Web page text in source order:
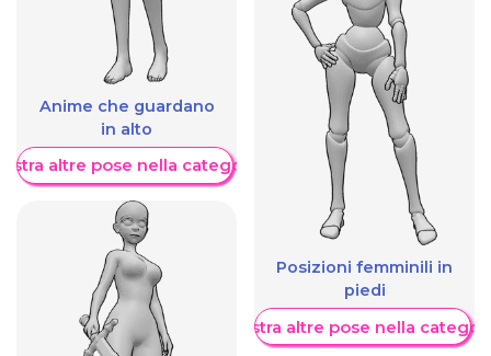
Anime che guardano
in alto
altre pose nella categoria
Posizioni femminili in
piedi
Mostra altre pose nella